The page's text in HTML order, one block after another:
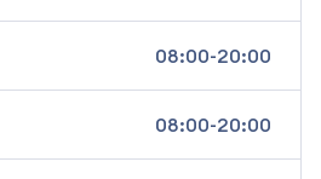
08:00-20:00
08:00-20:00